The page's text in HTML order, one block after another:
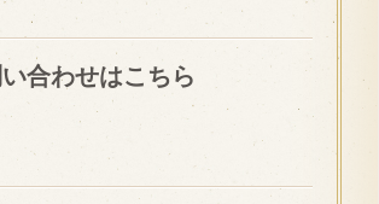
合わせはこちら